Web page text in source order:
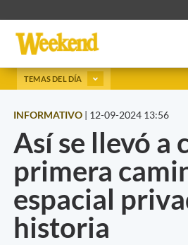
TEMAS DEL DÍA
INFORMATIVO | 12-09-2024 13:56
Así se llevó a
primera
espacial
historia